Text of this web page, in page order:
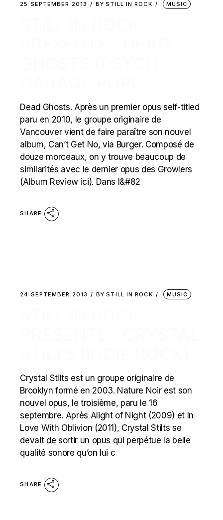
25 SEPTEMBER 2013 BY STILL IN ROCK MUSIC
Dead Ghosts. Après un premier opus self-titled
paru en 2010, le groupe originaire de
Vancouver vient de faire paraître son nouvel
album, Can’t Get No, via Burger. Composé de
douze morceaux, on y trouve beaucoup de
similarités avec le dernier opus des Growlers
(Album Review ici). Dans l&#82
SHARE
24 SEPTEMBER 2013 BY STILL IN ROCK MUSIC
Crystal Stilts est un groupe originaire de
Brooklyn formé en 2003. Nature Noir est son
nouvel opus, le troisième, paru le 16
septembre. Après Alight of Night (2009) et In
Love With Oblivion (2011), Crystal Stilts se
devait de sortir un opus qui perpétue la belle
qualité sonore qu’on lui c
SHARE